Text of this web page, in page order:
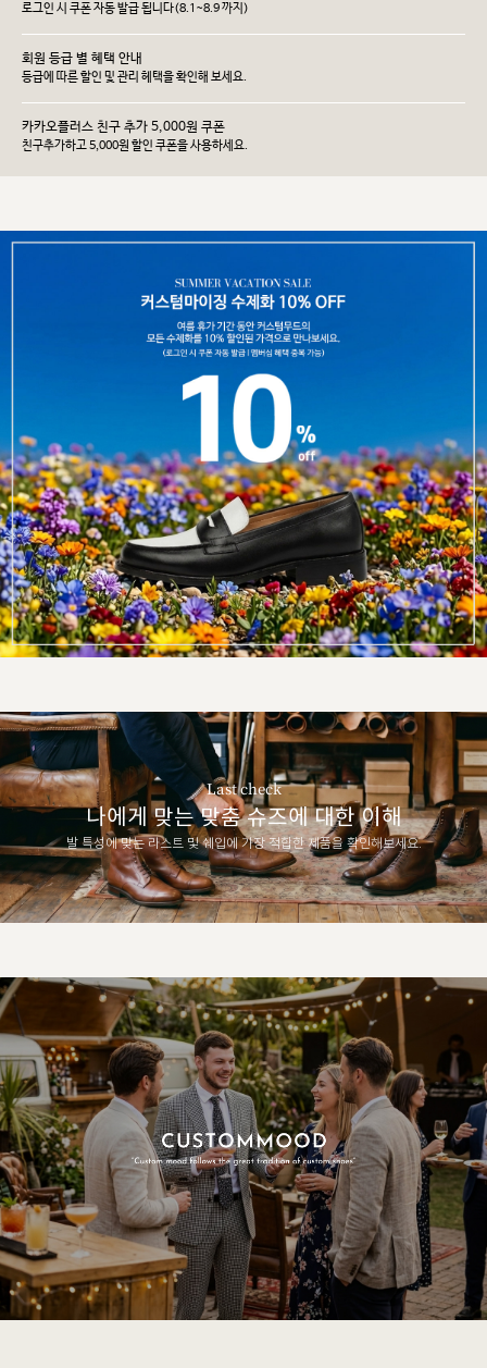
로그인 시 쿠폰 자동 발급 됩니다(8.1~8.9 까지)
회원 등급 별 혜택 안내
등급에 따른 할인 및 관리 헤택을 확인해 보세요.
카카오플러스 친구 추가 5,000원 쿠폰
친구추가하고 5,000원 할인 쿠폰을 사용하세요.
Last check
나에게 맞는 맞춤 슈즈에 대한 이해
발 특성에 맞는 라스트 및 쉐입에 가장 적합한 제품을 확인해보세요.